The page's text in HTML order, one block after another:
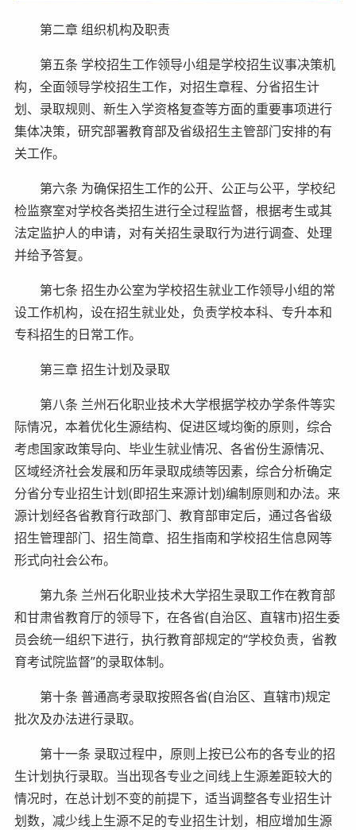
第二章 组织机构及职责
第五条 学校招生工作领导小组是学校招生议事决策机
构，全面领导学校招生工作，对招生章程、分省招生计
划、录取规则、新生入学资格复查等方面的重要事项进行
集体决策，研究部署教育部及省级招生主管部门安排的有
关工作。
第六条 为确保招生工作的公开、公正与公平，学校纪
检监察室对学校各类招生进行全过程监督，根据考生或其
法定监护人的申请，对有关招生录取行为进行调查、处理
并给予答复。
第七条 招生办公室为学校招生就业工作领导小组的常
设工作机构，设在招生就业处，负责学校本科、专升本和
专科招生的日常工作。
第三章 招生计划及录取
第八条 兰州石化职业技术大学根据学校办学条件等实
际情况，本着优化生源结构、促进区域均衡的原则，综合
考虑国家政策导向、毕业生就业情况、各省份生源情况、
区域经济社会发展和历年录取成绩等因素，综合分析确定
分省分专业招生计划(即招生来源计划)编制原则和办法。来
源计划经各省教育行政部门、教育部审定后，通过各省级
招生管理部门、招生简章、招生指南和学校招生信息网等
形式向社会公布。
第九条 兰州石化职业技术大学招生录取工作在教育部
和甘肃省教育厅的领导下，在各省(自治区、直辖市)招生委
员会统一组织下进行，执行教育部规定的“学校负责，省教
育考试院监督”的录取体制。
第十条 普通高考录取按照各省(自治区、直辖市)规定
批次及办法进行录取。
第十一条 录取过程中，原则上按已公布的各专业的招
生计划执行录取。当出现各专业之间线上生源差距较大的
情况时，在总计划不变的前提下，适当调整各专业招生计
划数，减少线上生源不足的专业招生计划，相应增加生源